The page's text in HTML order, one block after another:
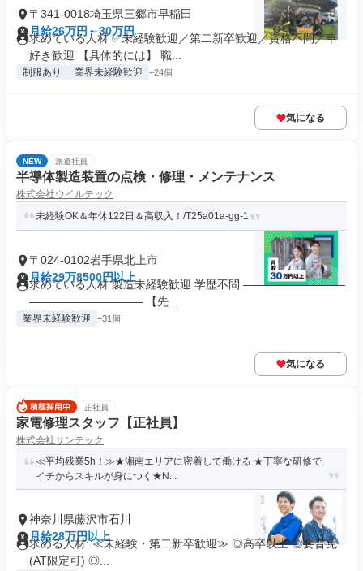
〒341-0018埼玉県三郷市早稲田
月給26万円～30万円
求めている人材 ✅未経験歓迎／第二新卒歓迎／資格不問／車
好き歓迎 【具体的には】 職...
制服あり 業界未経験歓迎 +24個
気になる
NEW 派遣社員
半導体製造装置の点検・修理・メンテナンス
株式会社ウイルテック
未経験OK＆年休122日＆高収入！/T25a01a-gg-1
〒024-0102岩手県北上市
月給29万8500円以上
求めている人材 製造未経験歓迎 学歴不問 ―――――――――
―――――――――― 【先...
業界未経験歓迎 +31個
気になる
正社員
家電修理スタッフ【正社員】
株式会社サンテック
≪平均残業5h！≫★湘南エリアに密着して働ける ★丁寧な研修で
イチからスキルが身につく★N...
神奈川県藤沢市石川
月給28万円以上
求める人材: ≪未経験・第二新卒歓迎≫ ◎高卒以上 ◎要普免
(AT限定可) ◎...